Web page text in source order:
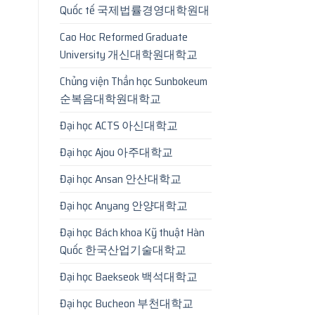
Quốc tế 국제법률경영대학원대
Cao Hoc Reformed Graduate
University 개신대학원대학교
Chủng viện Thần học Sunbokeum
순복음대학원대학교
Đại học ACTS 아신대학교
Đại học Ajou 아주대학교
Đại học Ansan 안산대학교
Đại học Anyang 안양대학교
Đại học Bách khoa Kỹ thuật Hàn
Quốc 한국산업기술대학교
Đại học Baekseok 백석대학교
Đại học Bucheon 부천대학교